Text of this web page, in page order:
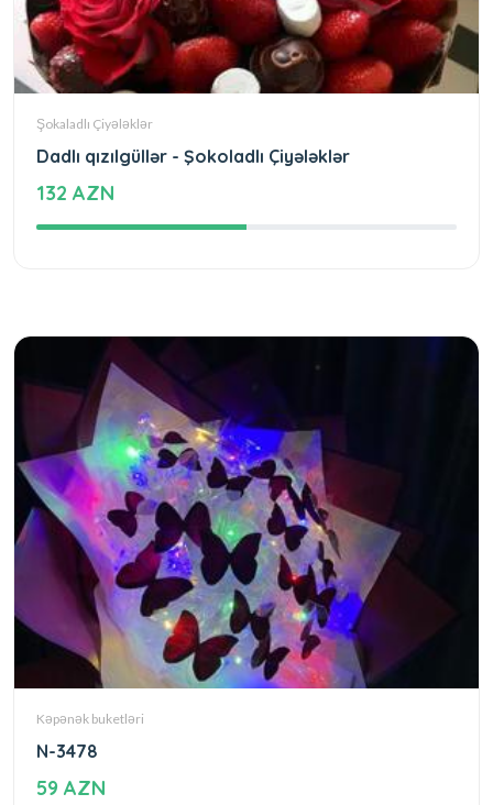
Şokaladlı Çiyələklər
Dadlı qızılgüllər - Şokoladlı Çiyələklər
132 AZN
Kəpənək buketləri
N-3478
59 AZN